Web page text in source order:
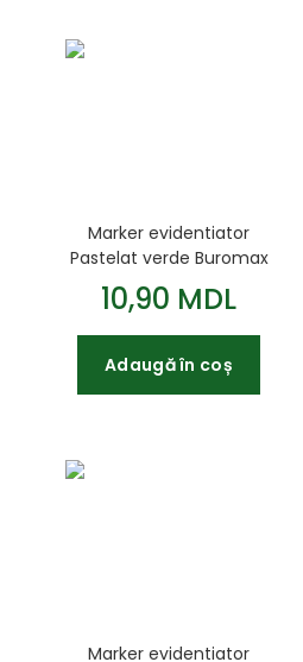
Marker evidentiator
Pastelat verde Buromax
10,90 MDL
Adaugă în coș
Marker evidentiator